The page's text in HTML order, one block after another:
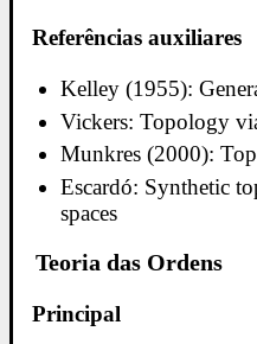
Referências auxiliares
Kelley (1955):
Vickers: Topology
Munkres (2000):
Escardó: Synthetic
spaces
Teoria das Ordens
Principal